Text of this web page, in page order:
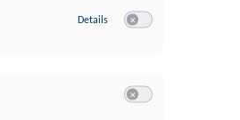
Details zu Google Analytics